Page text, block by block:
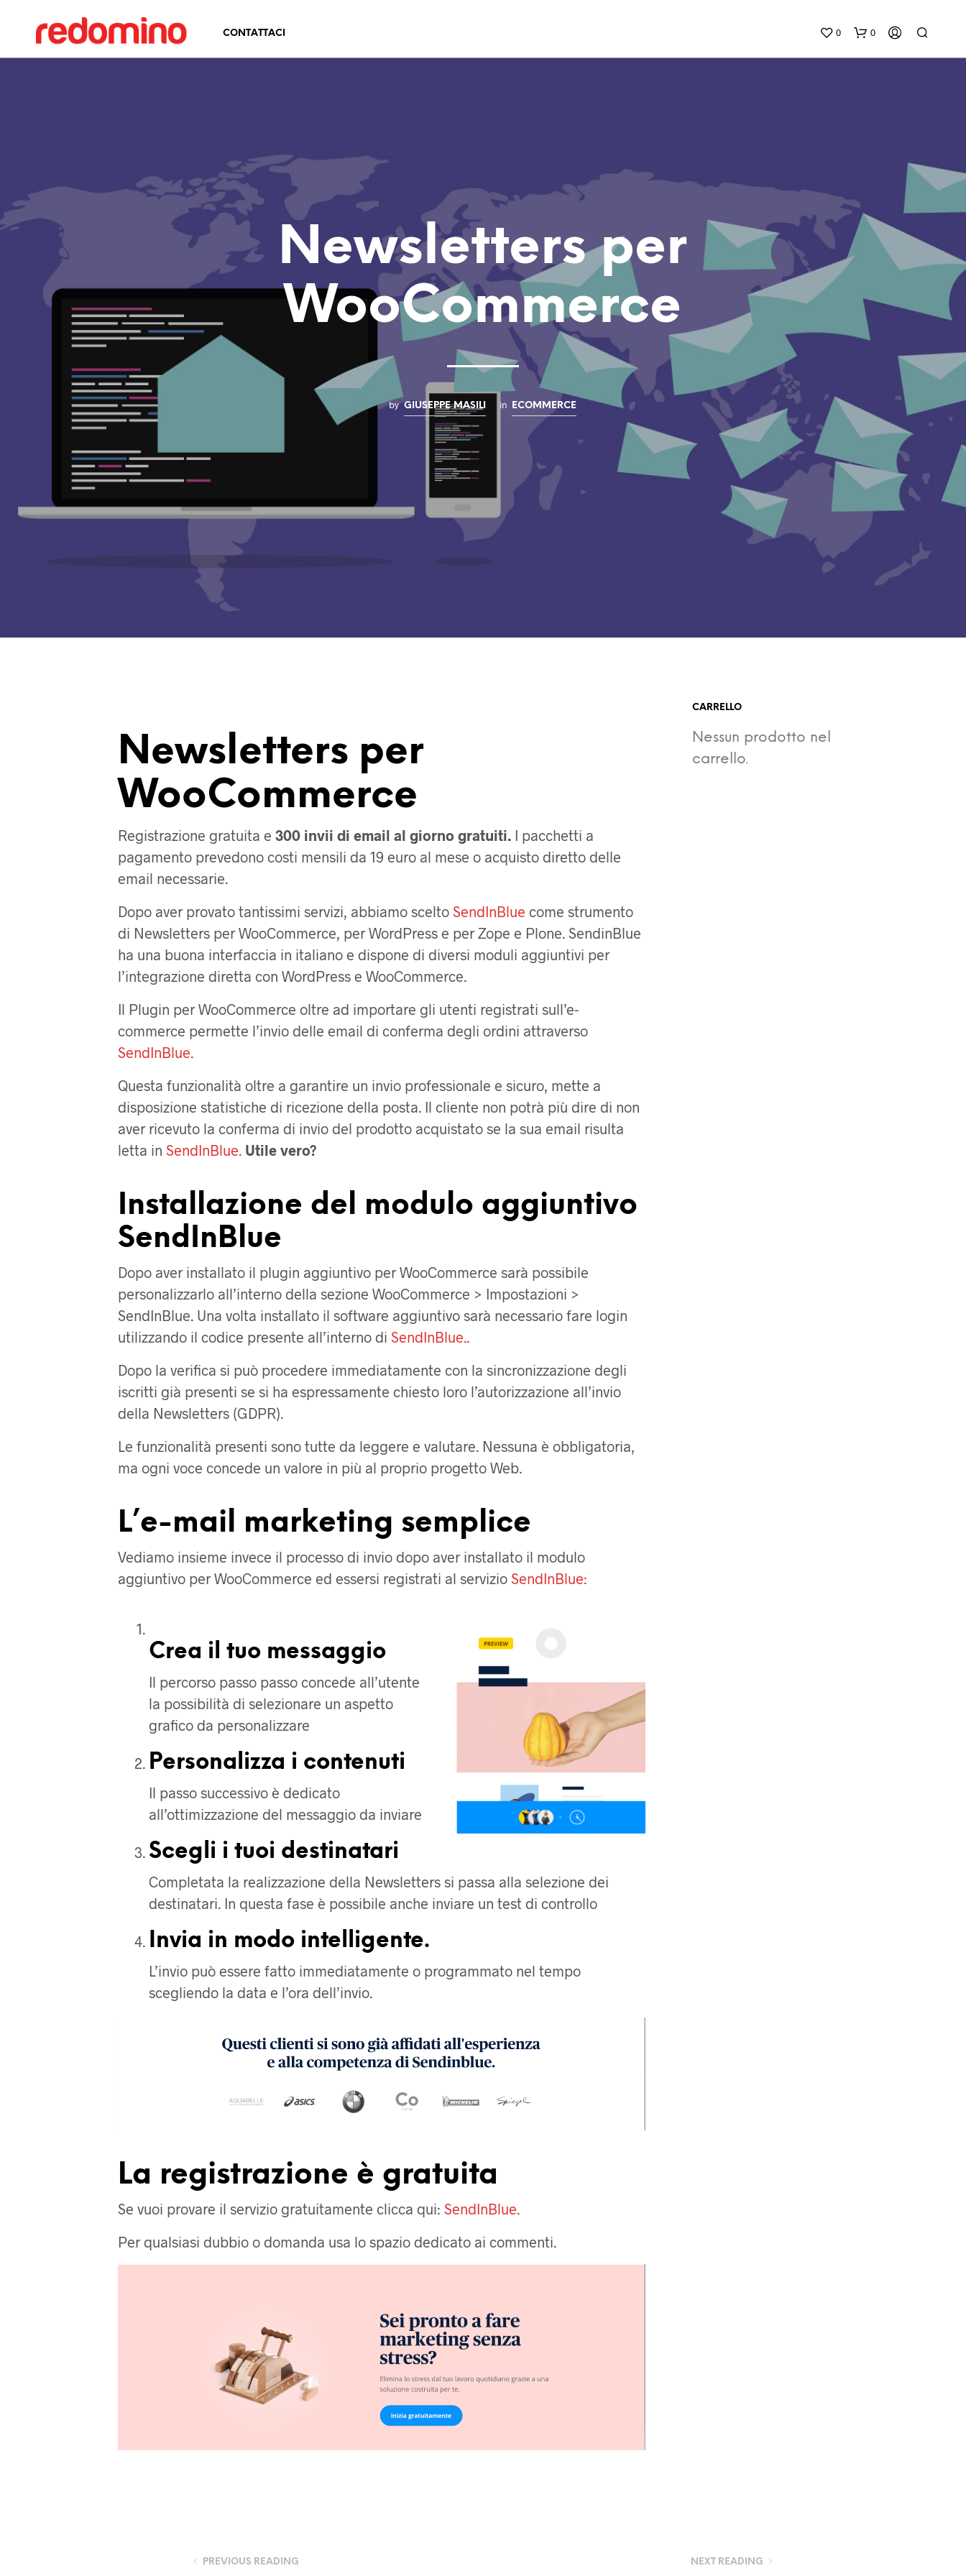
CONTATTACI 0 0
S
U
N
L
C
R
Newsletters per
WooCommerce
by GIUSEPPE MASILI in ECOMMERCE
Newsletters per
WooCommerce
Registrazione gratuita e 300 invii di email al giorno gratuiti.I pacchetti a
pagamento prevedono costi mensili da 19 euro al mese o acquisto diretto delle
email necessarie.
Dopo aver provato tantissimi servizi, abbiamo scelto SendInBlue come strumento
di Newsletters per WooCommerce, per WordPress e per Zope e Plone. SendinBlue
ha una buona interfaccia in italiano e dispone di diversi moduli aggiuntivi per
l’integrazione diretta con WordPress e WooCommerce.
Il Plugin per WooCommerce oltre ad importare gli utenti registrati sull’e-
commerce permette l’invio delle email di conferma degli ordini attraverso
SendInBlue.
Questa funzionalità oltre a garantire un invio professionale e sicuro, mette a
disposizione statistiche di ricezione della posta. Il cliente non potrà più dire di non
aver ricevuto la conferma di invio del prodotto acquistato se la sua email risulta
letta in SendInBlue. Utile vero?
Installazione del modulo aggiuntivo
SendInBlue
Dopo aver installato il plugin aggiuntivo per WooCommerce sarà possibile
personalizzarlo all’interno della sezione WooCommerce > Impostazioni >
SendInBlue. Una volta installato il software aggiuntivo sarà necessario fare login
utilizzando il codice presente all’interno di SendInBlue..
Dopo la verifica si può procedere immediatamente con la sincronizzazione degli
iscritti già presenti se si ha espressamente chiesto loro l’autorizzazione all’invio
della Newsletters (GDPR).
Le funzionalità presenti sono tutte da leggere e valutare. Nessuna è obbligatoria,
ma ogni voce concede un valore in più al proprio progetto Web.
L’e-mail marketing semplice
Vediamo insieme invece il processo di invio dopo aver installato il modulo
aggiuntivo per WooCommerce ed essersi registrati al servizio SendInBlue:
Crea il tuo messaggio
Il percorso passo passo concede all’utente
la possibilità di selezionare un aspetto
grafico da personalizzare
Personalizza i contenuti
Il passo successivo è dedicato
all’ottimizzazione del messaggio da inviare
Scegli i tuoi destinatari
Completata la realizzazione della Newsletters si passa alla selezione dei
destinatari. In questa fase è possibile anche inviare un test di controllo
Invia in modo intelligente.
L’invio può essere fatto immediatamente o programmato nel tempo
scegliendo la data e l’ora dell’invio.
La registrazione è gratuita
Se vuoi provare il servizio gratuitamente clicca qui: SendInBlue.
Per qualsiasi dubbio o domanda usa lo spazio dedicato ai commenti.
CARRELLO
Nessun prodotto nel
carrello.
PREVIOUS READING NEXT READING